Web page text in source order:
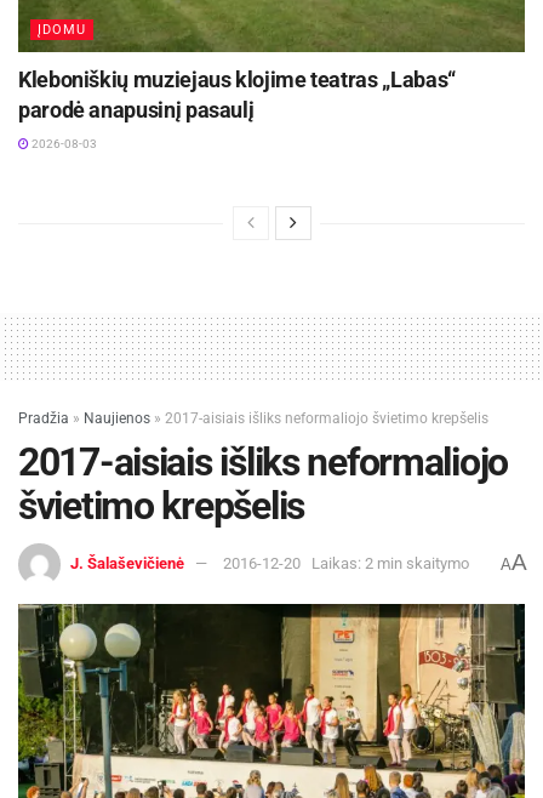
ĮDOMU
Kleboniškių muziejaus klojime teatras „Labas“
parodė anapusinį pasaulį
2026-08-03
Pradžia » Naujienos » 2017-aisiais išliks neformaliojo švietimo krepšelis
2017-aisiais išliks neformaliojo
švietimo krepšelis
J. Šalaševičienė 2016-12-20 Laikas: 2 min skaitymo AA